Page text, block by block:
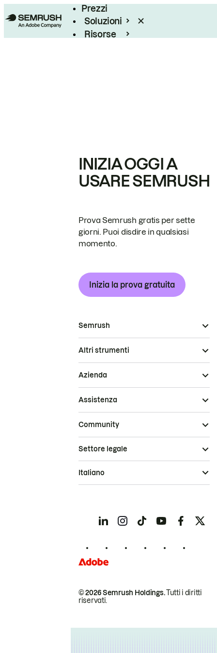
Prezzi
Soluzioni
Risorse
INIZIA OGGI A
USARE SEMRUSH
Prova Semrush gratis per sette
giorni. Puoi disdire in qualsiasi
momento.
Inizia la prova gratuita
Semrush
Altri strumenti
Azienda
Assistenza
Community
© 2026 Semrush Holdings.Tutti i diritti
riservati.
Settore legale
Italiano